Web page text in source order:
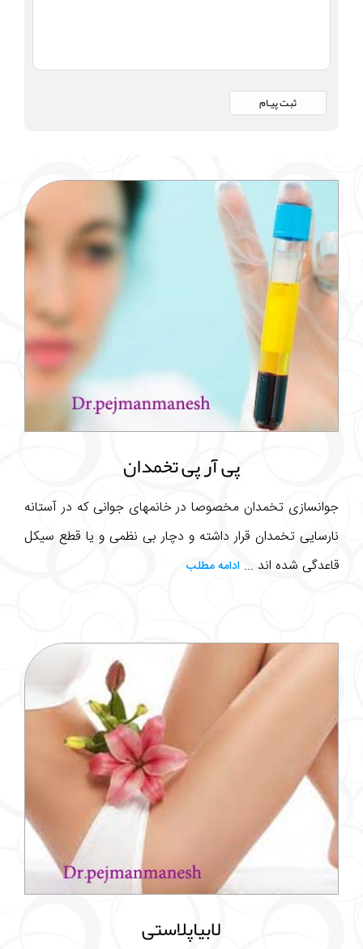
پی آر پی تخمدان
جوانسازی تخمدان مخصوصا در خانمهای جوانی که در آستانه
نارسایی تخمدان قرار داشته و دچار بی نظمی و یا قطع سیکل
قاعدگی شده اند ... ادامه مطلب
لابیاپلاستی